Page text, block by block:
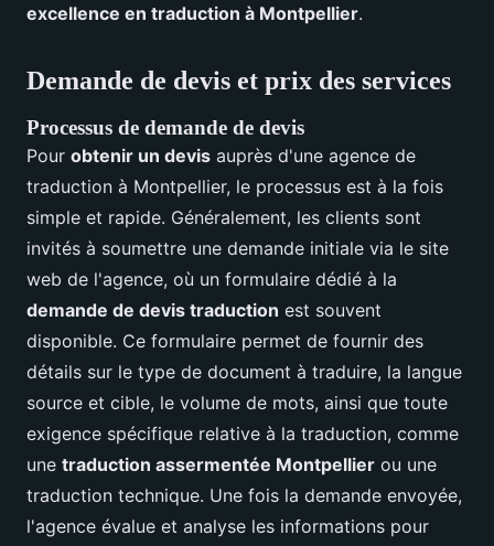
excellence en traduction à Montpellier.
Demande de devis et prix des services
Processus de demande de devis
Pour obtenir un devis auprès d'une agence de
traduction à Montpellier, le processus est à la fois
simple et rapide. Généralement, les clients sont
invités à soumettre une demande initiale via le site
web de l'agence, où un formulaire dédié à la
demande de devis traduction est souvent
disponible. Ce formulaire permet de fournir des
détails sur le type de document à traduire, la langue
source et cible, le volume de mots, ainsi que toute
exigence spécifique relative à la traduction, comme
une traduction assermentée Montpellier ou une
traduction technique. Une fois la demande envoyée,
l'agence évalue et analyse les informations pour